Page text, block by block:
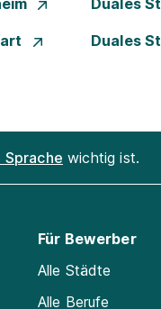
Duales
Duales
wichtig ist.
Für Bewerber
Alle Städte
Alle Berufe